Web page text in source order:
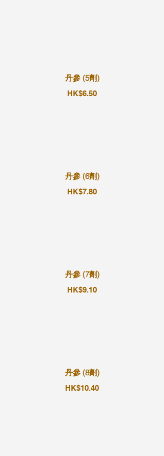
丹參 (5劑)
HK$6.50
丹參 (6劑)
HK$7.80
丹參 (7劑)
HK$9.10
丹參 (8劑)
HK$10.40